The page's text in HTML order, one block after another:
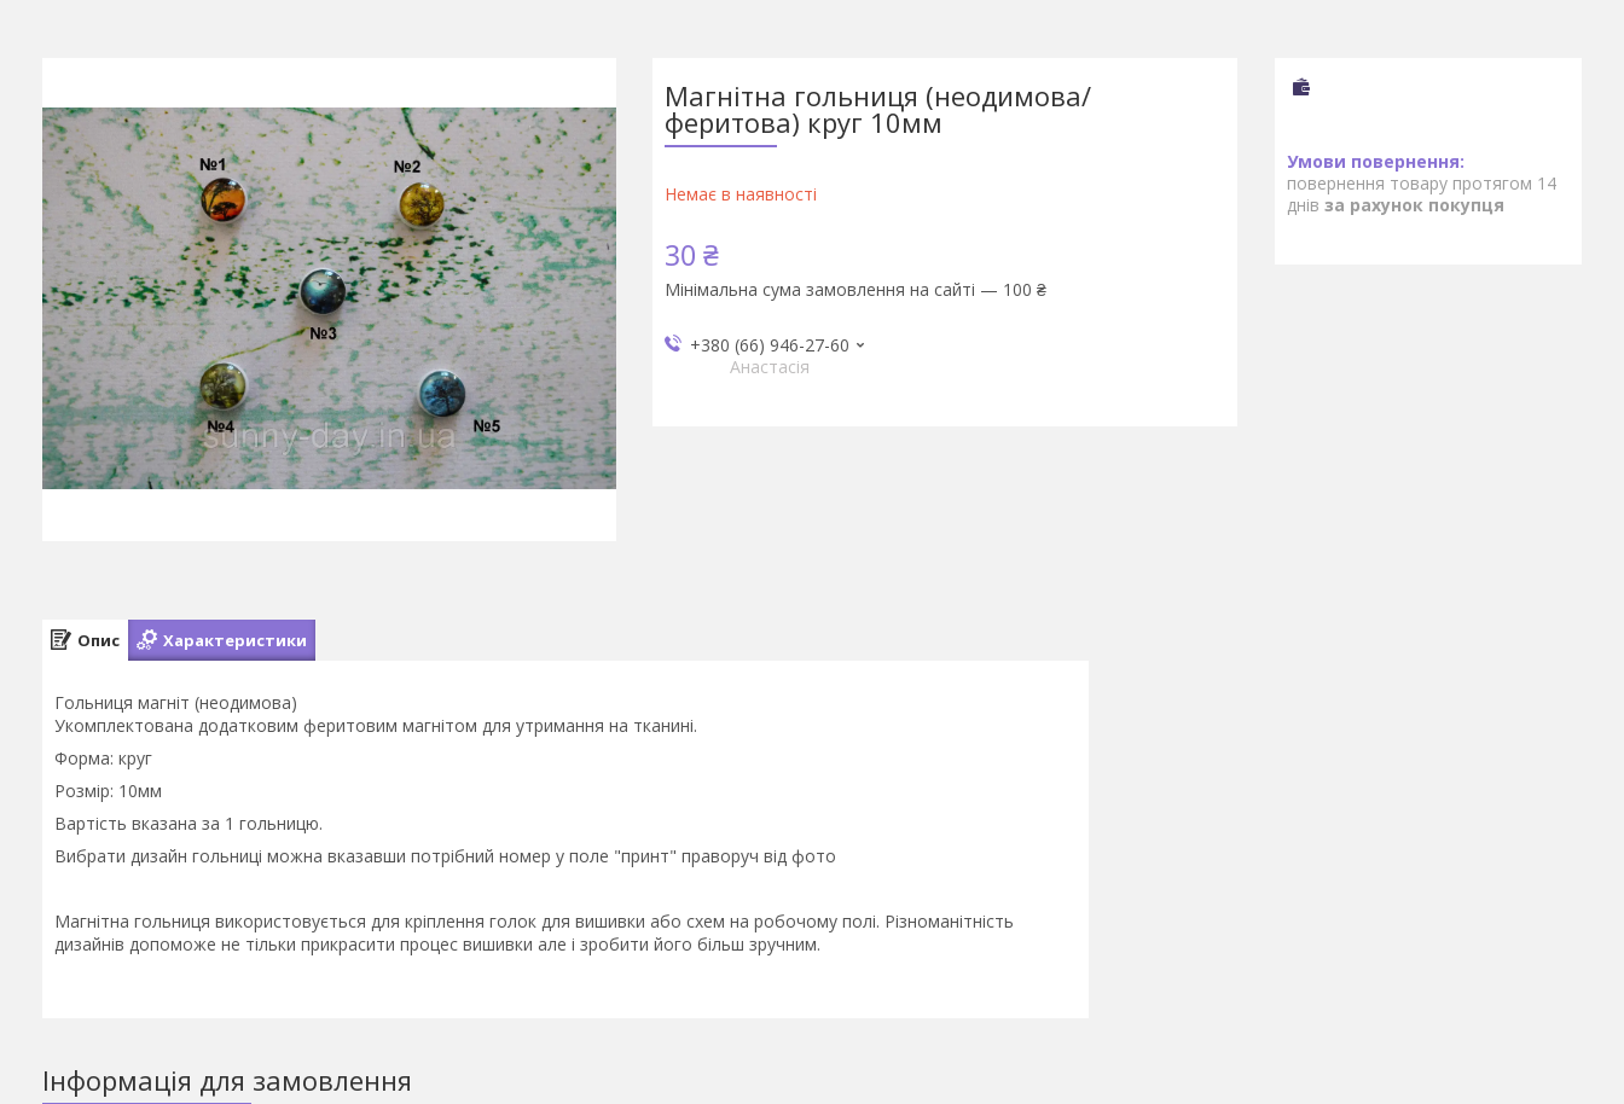
Магнітна гольниця (неодимова/
феритова) круг 10мм
Немає в наявності
30 ₴
Мінімальна сума замовлення на сайті — 100 ₴
+380 (66) 946-27-60
Анастасія
повернення товару протягом 14
днів за рахунок покупця
Опис Характеристики
Гольниця магніт (неодимова)
Укомплектована додатковим феритовим магнітом для утримання на тканині.
Форма: круг
Розмір: 10мм
Вартість вказана за 1 гольницю.
Вибрати дизайн гольниці можна вказавши потрібний номер у поле "принт" праворуч від фото
Магнітна гольниця використовується для кріплення голок для вишивки або схем на робочому полі. Різноманітність
дизайнів допоможе не тільки прикрасити процес вишивки але і зробити його більш зручним.
Інформація для замовлення